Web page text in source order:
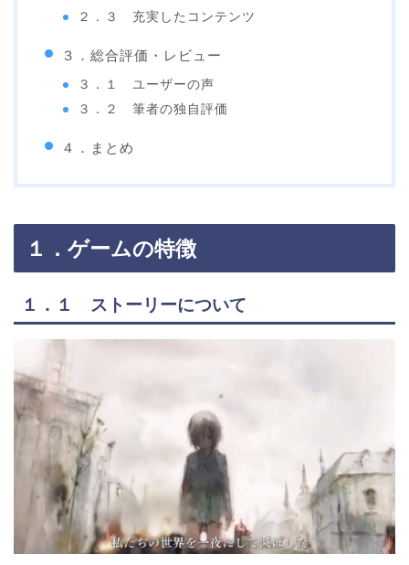
２．３ 充実したコンテンツ
３．総合評価・レビュー
３．１ ユーザーの声
３．２ 筆者の独自評価
４．まとめ
１．ゲームの特徴
１．１ ストーリーについて